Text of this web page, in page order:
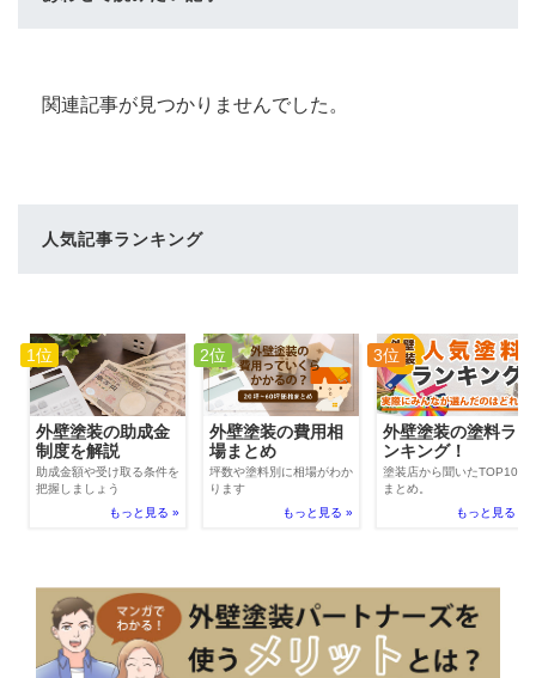
関連記事が見つかりませんでした。
人気記事ランキング
1位
外壁塗装の助成金
制度を解説
助成金額や受け取る条件を
把握しましょう
もっと見る »
2位
外壁塗装の費用相
場まとめ
坪数や塗料別に相場がわか
ります
もっと見る »
3位
外壁塗装の塗料ラ
ンキング！
塗装店から聞いたTOP100
まとめ。
もっと見る »